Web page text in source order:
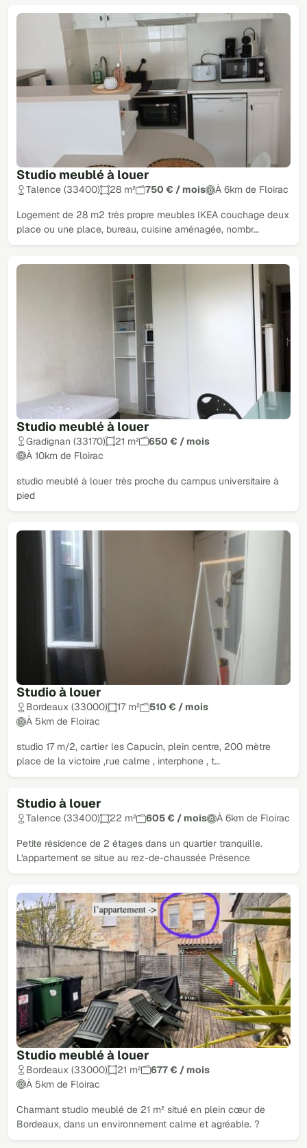
Studio meublé à louer
Talence (33400) 28 m² 750 € / mois À 6km de Floirac
Logement de 28 m2 très propre meubles IKEA couchage deux
place ou une place, bureau, cuisine aménagée, nombr…
Studio meublé à louer
Gradignan (33170) 21 m²
650 € / mois
À 10km de Floirac
studio meublé à louer très proche du campus universitaire à
pied
Studio à louer
Bordeaux (33000) 17 m²
510 € / mois
À 5km de Floirac
studio 17 m/2, cartier les Capucin, plein centre, 200 mètre
place de la victoire ,rue calme , interphone , t…
Studio à louer
Talence (33400) 22 m² 605 € / mois À 6km de Floirac
Petite résidence de 2 étages dans un quartier tranquille.
L'appartement se situe au rez-de-chaussée Présence
Studio meublé à louer
Bordeaux (33000) 21 m²
677 € / mois
À 5km de Floirac
Charmant studio meublé de 21 m² situé en plein cœur de
Bordeaux, dans un environnement calme et agréable. ?